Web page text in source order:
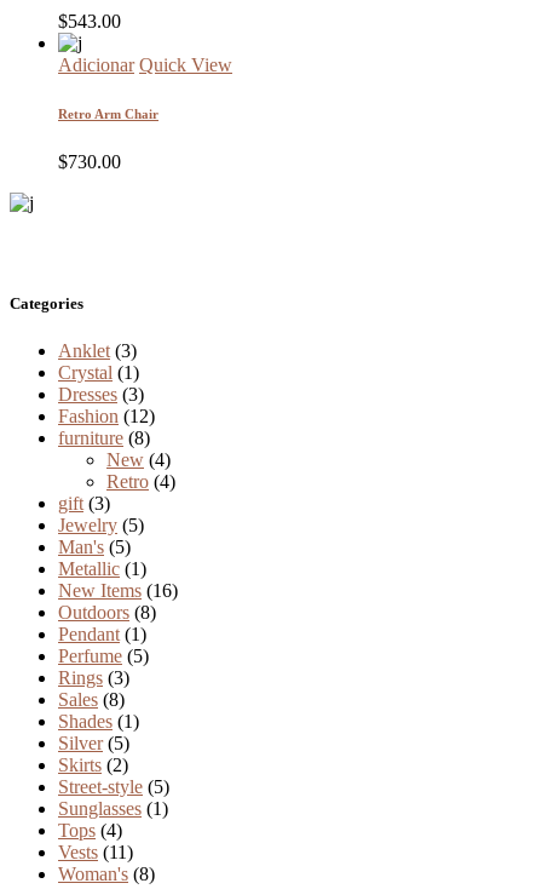
$543.00
Adicionar Quick View
Retro Arm Chair
$730.00
Categories
Anklet (3)
Crystal (1)
Dresses (3)
Fashion (12)
furniture (8)
New (4)
Retro (4)
gift (3)
Jewelry (5)
Man's (5)
Metallic (1)
New Items (16)
Outdoors (8)
Pendant (1)
Perfume (5)
Rings (3)
Sales (8)
Shades (1)
Silver (5)
Skirts (2)
Street-style (5)
Sunglasses (1)
Tops (4)
Vests (11)
Woman's (8)